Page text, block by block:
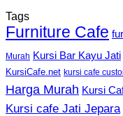
Tags
Furniture Cafe
Murah Kursi Bar Kayu Jati
KursiCafe.net kursi cafe
Harga Murah Kursi
Kursi cafe Jati Jepara